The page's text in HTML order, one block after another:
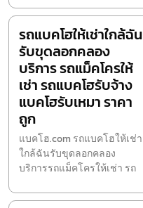
รถแบคโฮให้เช่าใกล้ฉัน
รับขุดลอกคลอง
บริการ รถแม็คโครให้
เช่า รถแบคโฮรับจ้าง
แบคโฮรับเหมา ราคา
ถูก
แบคโฮ.com รถแบคโฮให้เช่า
ใกล้ฉันรับขุดลอกคลอง
บริการรถแม็คโครให้เช่า รถ